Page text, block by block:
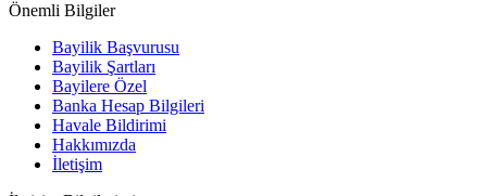
Önemli Bilgiler
Bayilik Başvurusu
Bayilik Şartları
Bayilere Özel
Banka Hesap Bilgileri
Havale Bildirimi
Hakkımızda
İletişim